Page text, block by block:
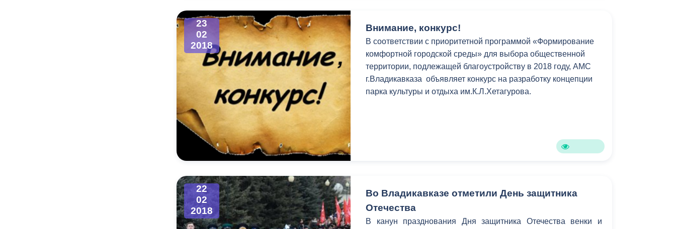
23
02
2018
Внимание, конкурс!
В соответствии с приоритетной программой «Формирование
комфортной городской среды» для выбора общественной
территории, подлежащей благоустройству в 2018 году, АМС
г.Владикавказа объявляет конкурс на разработку концепции
парка культуры и отдыха им.К.Л.Хетагурова.
22
02
2018
Во Владикавказе отметили День защитника
Отечества
В канун празднования Дня защитника Отечества венки и